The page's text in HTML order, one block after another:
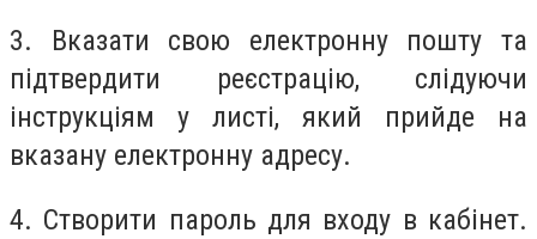
3. Вказати свою електронну пошту та
підтвердити реєстрацію, слідуючи
інструкціям у листі, який прийде на
вказану електронну адресу.
4. Створити пароль для входу в кабінет.